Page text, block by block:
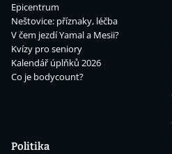
Epicentrum
Neštovice: příznaky, léčba
V čem jezdí Yamal a Mesii?
Kvízy pro seniory
Kalendář úplňků 2026
Co je bodycount?
Politika